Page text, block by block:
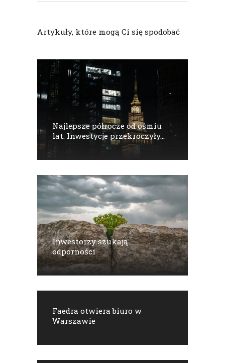
Artykuły, które mogą Ci się spodobać
Najlepsze półrocze od ośmiu
lat. Inwestycje przekroczyły...
Inwestorzy szukają
odporności
Faedra otwiera biuro w
Warszawie